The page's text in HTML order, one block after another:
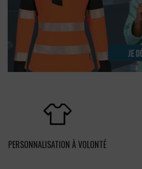
PERSONNALISATION À VOLONTÉ